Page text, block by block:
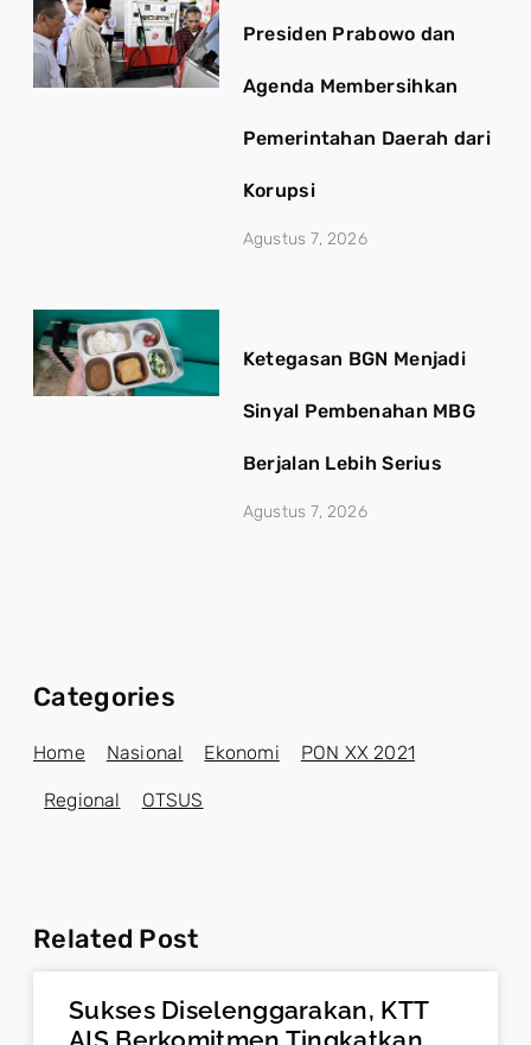
Presiden Prabowo dan
Agenda Membersihkan
Pemerintahan Daerah dari
Korupsi
Agustus 7, 2026
Ketegasan BGN Menjadi
Sinyal Pembenahan MBG
Berjalan Lebih Serius
Agustus 7, 2026
Categories
Home Nasional Ekonomi PON XX 2021
Regional OTSUS
Related Post
Sukses Diselenggarakan, KTT